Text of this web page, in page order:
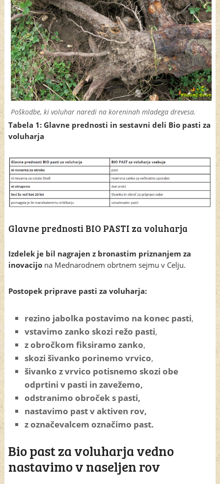
Poškodbe, ki voluhar naredi na koreninah mladega drevesa.
Tabela 1: Glavne prednosti in sestavni deli Bio pasti za
voluharja
Glavne prednosti BIO PASTI za voluharja
Izdelek je bil nagrajen z bronastim priznanjem za
inovacijona Mednarodnem obrtnem sejmu v Celju.
Postopek priprave pasti za voluharja:
rezino jabolka postavimo na konec pasti,
vstavimo zanko skozi režo pasti,
z obročkom fiksiramo zanko,
skozi šivanko porinemo vrvico,
šivanko z vrvico potisnemo skozi obe
odprtini v pasti in zavežemo,
odstranimo obroček s pasti,
nastavimo past v aktiven rov,
z označevalcem označimo past.
Bio past za voluharja vedno
nastavimo v naseljen rov